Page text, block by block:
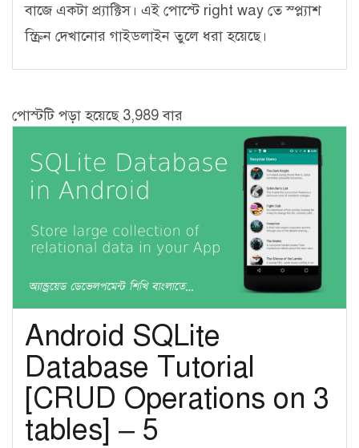
বাজে একটা প্র্যাক্টিস। এই পোস্টে right way তে স্প্ল্যাশ
স্ক্রিন দেখানোর গাইডলাইন তুলে ধরা হয়েছে।
পোস্টটি পড়া হয়েছে 3,989 বার
Android SQLite
Database Tutorial
[CRUD Operations on 3
tables] – 5